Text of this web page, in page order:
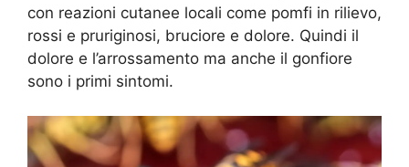
con reazioni cutanee locali come pomfi in rilievo,
rossi e pruriginosi, bruciore e dolore. Quindi il
dolore e l’arrossamento ma anche il gonfiore
sono i primi sintomi.